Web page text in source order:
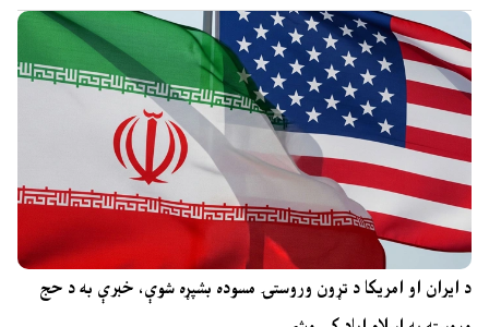
د ایران او امریکا د تړون وروستۍ مسوده بشپړه شوې، خبرې به د حج